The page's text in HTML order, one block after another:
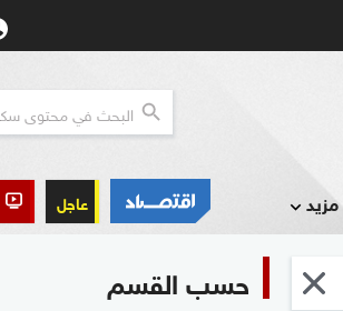
مزيد عاجل
حسب القسم